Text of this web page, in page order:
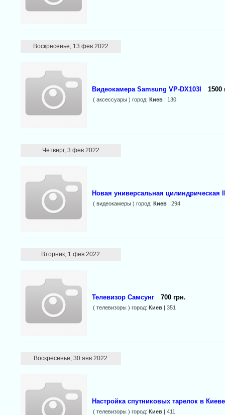
Воскресенье, 13 фев 2022
Видеокамера Samsung VP-DX103I 1500
( аксессуары ) город: Киев| 130
Четверг, 3 фев 2022
Новая универсальная цилиндрическая
( видеокамеры ) город: Киев| 294
Вторник, 1 фев 2022
Телевизор Самсунг 700 грн.
( телевизоры ) город: Киев| 351
Воскресенье, 30 янв 2022
Настройка спутниковых тарелок в
( телевизоры ) город: Киев| 411